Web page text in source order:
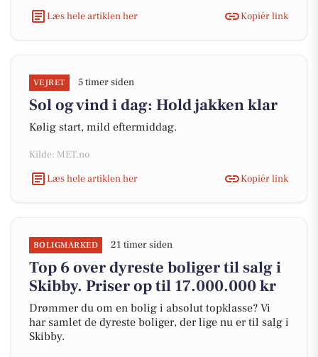
Læs hele artiklen her
Kopiér link
VEJRET 5 timer siden
Sol og vind i dag: Hold jakken klar
Kølig start, mild eftermiddag.
Kilde: MET.no
Læs hele artiklen her
Kopiér link
BOLIGMARKED 21 timer siden
Top 6 over dyreste boliger til salg i
Skibby. Priser op til 17.000.000 kr
Drømmer du om en bolig i absolut topklasse? Vi
har samlet de dyreste boliger, der lige nu er til salg i
Skibby.